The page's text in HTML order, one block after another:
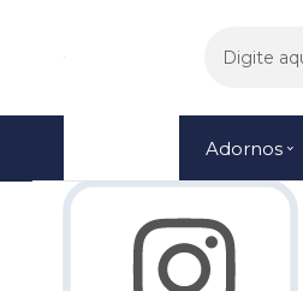
Fale Conosco
Adornos